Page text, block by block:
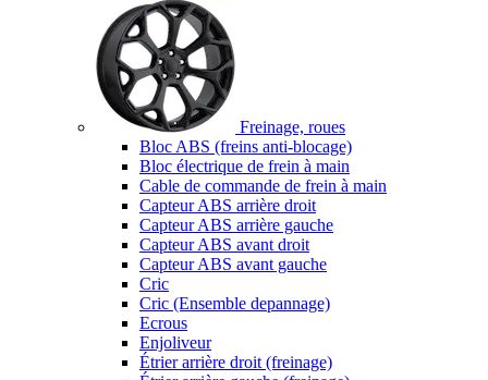
Freinage, roues
Bloc ABS (freins anti-blocage)
Bloc électrique de frein à main
Cable de commande de frein à main
Capteur ABS arrière droit
Capteur ABS arrière gauche
Capteur ABS avant droit
Capteur ABS avant gauche
Cric
Cric (Ensemble depannage)
Ecrous
Enjoliveur
Étrier arrière droit (freinage)